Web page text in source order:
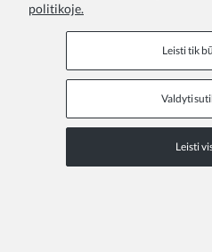
politikoje.
Leisti tik
Valdyti
Leisti